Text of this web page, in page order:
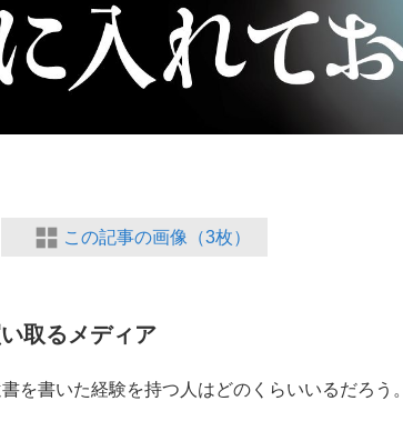
この記事の画像（3枚）
取るメディア
を書いた経験を持つ人はどのくらいいるだろう。